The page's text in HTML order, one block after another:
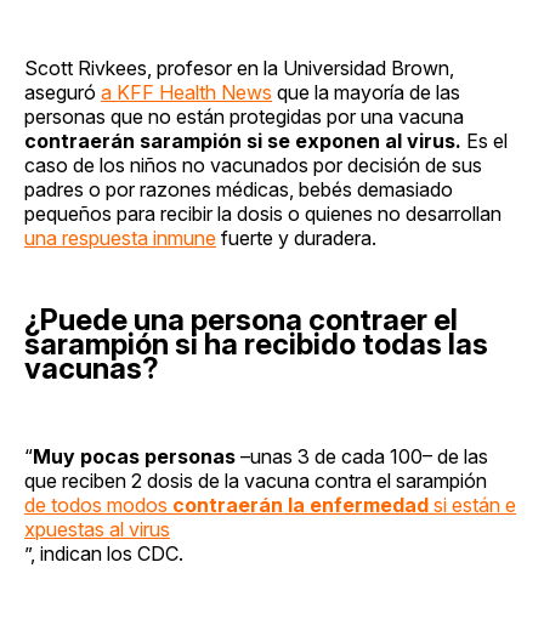
Scott Rivkees, profesor en la Universidad Brown,
aseguró a KFF Health News que la mayoría de las
personas que no están protegidas por una vacuna
contraerán sarampión si se exponen al virus. Es el
caso de los niños no vacunados por decisión de sus
padres o por razones médicas, bebés demasiado
pequeños para recibir la dosis o quienes no desarrollan
una respuesta inmune fuerte y duradera.
¿Puede una persona contraer el
sarampión si ha recibido todas las
vacunas?
“Muy pocas personas –unas 3 de cada 100– de las
que reciben 2 dosis de la vacuna contra el sarampión
de todos modos contraerán la enfermedad si están e
xpuestas al virus
”, indican los CDC.